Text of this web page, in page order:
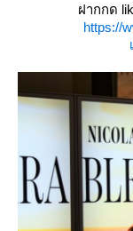
ฝากกด
https://